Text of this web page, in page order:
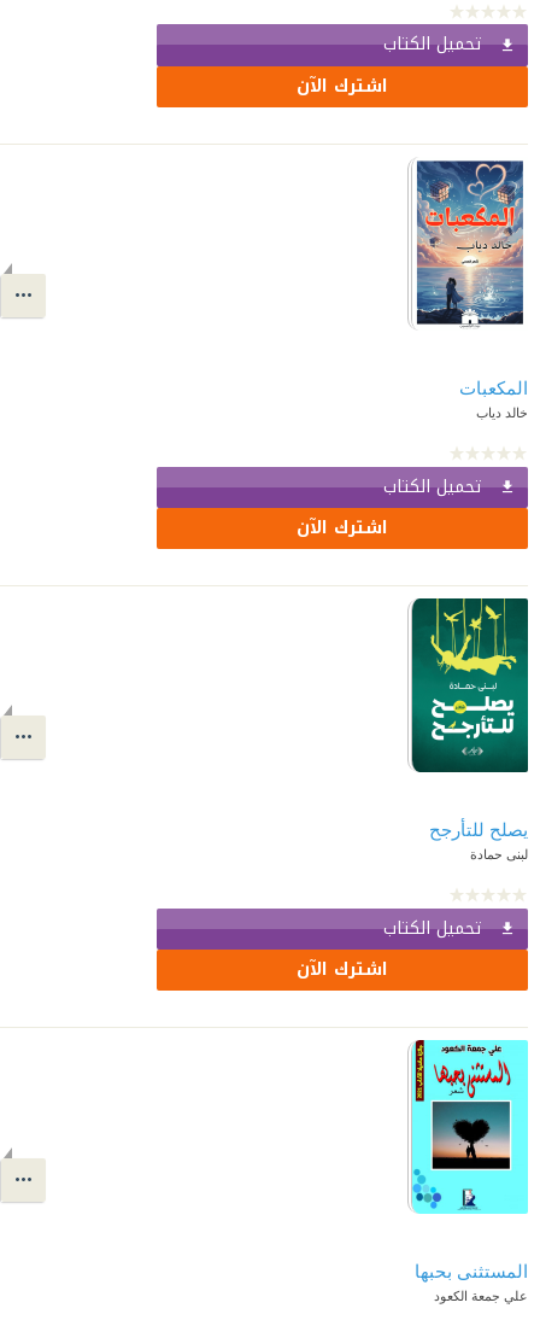
تحميل الكتاب
اشترك الآن
المكعبات
خالد دياب
تحميل الكتاب
اشترك الآن
لبنى حمادة
تحميل الكتاب
اشترك الآن
المستثنى بحبها
علي جمعة الكعود